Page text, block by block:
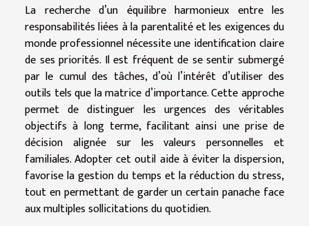
La recherche d’un équilibre harmonieux entre les
responsabilités liées à la parentalité et les exigences du
monde professionnel nécessite une identification claire
de ses priorités. Il est fréquent de se sentir submergé
par le cumul des tâches, d’où l’intérêt d’utiliser des
outils tels que la matrice d’importance. Cette approche
permet de distinguer les urgences des véritables
objectifs à long terme, facilitant ainsi une prise de
décision alignée sur les valeurs personnelles et
familiales. Adopter cet outil aide à éviter la dispersion,
favorise la gestion du temps et la réduction du stress,
tout en permettant de garder un certain panache face
aux multiples sollicitations du quotidien.